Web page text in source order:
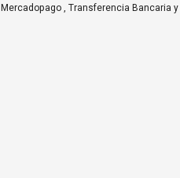
Mercadopago, Transferencia Bancaria y